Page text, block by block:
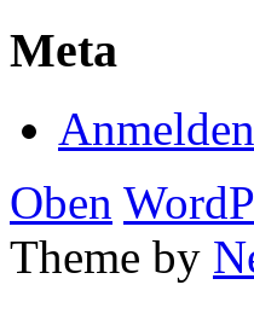
Meta
Anmelden
Oben
Theme by